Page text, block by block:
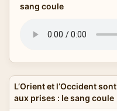
sang coule
L’Orient et l’Occident sont
aux prises : le sang coule